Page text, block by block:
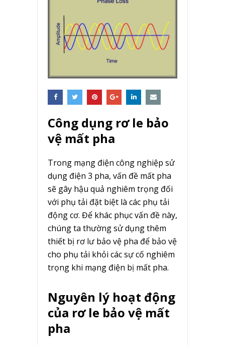
Công dụng rơ le bảo
vệ mất pha
Trong mạng điện công nghiệp sử
dụng điện 3 pha, vấn đề mất pha
sẽ gây hậu quả nghiêm trọng đối
với phụ tải đặt biệt là các phụ tải
động cơ. Để khác phục vấn đề này,
chúng ta thường sử dụng thêm
thiết bị rơ lư bảo vệ pha để bảo vệ
cho phụ tải khỏi các sự cố nghiêm
trọng khi mạng điện bị mất pha.
Nguyên lý hoạt động
của rơ le bảo vệ mất
pha